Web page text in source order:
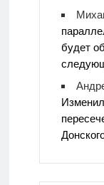
будет